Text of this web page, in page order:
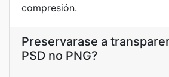
compresión.
Preservarase a
PSD no PNG?